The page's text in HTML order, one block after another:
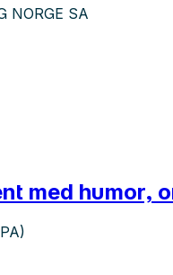
NORGE SA
med humor,